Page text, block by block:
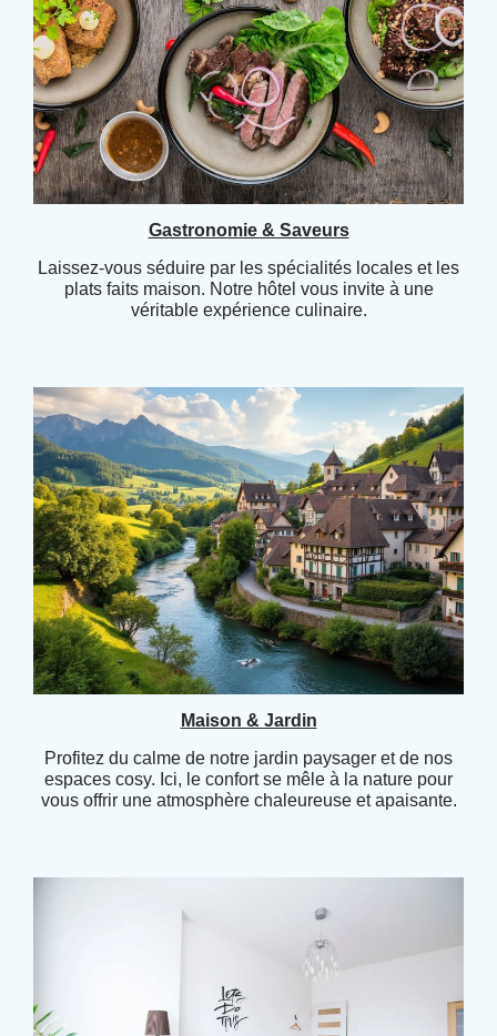
Gastronomie & Saveurs
Laissez-vous séduire par les spécialités locales et les
plats faits maison. Notre hôtel vous invite à une
véritable expérience culinaire.
Maison & Jardin
Profitez du calme de notre jardin paysager et de nos
espaces cosy. Ici, le confort se mêle à la nature pour
vous offrir une atmosphère chaleureuse et apaisante.